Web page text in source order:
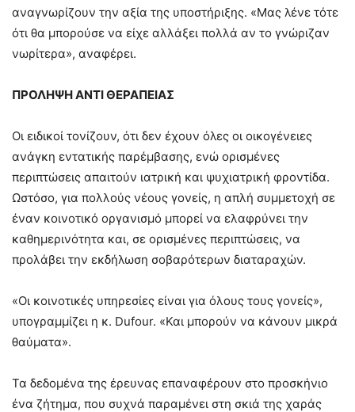
αναγνωρίζουν την αξία της υποστήριξης. «Μας λένε τότε
ότι θα μπορούσε να είχε αλλάξει πολλά αν το γνώριζαν
νωρίτερα», αναφέρει.
ΠΡΟΛΗΨΗ ΑΝΤΙ ΘΕΡΑΠΕΙΑΣ
Οι ειδικοί τονίζουν, ότι δεν έχουν όλες οι οικογένειες
ανάγκη εντατικής παρέμβασης, ενώ ορισμένες
περιπτώσεις απαιτούν ιατρική και ψυχιατρική φροντίδα.
Ωστόσο, για πολλούς νέους γονείς, η απλή συμμετοχή σε
έναν κοινοτικό οργανισμό μπορεί να ελαφρύνει την
καθημερινότητα και, σε ορισμένες περιπτώσεις, να
προλάβει την εκδήλωση σοβαρότερων διαταραχών.
«Οι κοινοτικές υπηρεσίες είναι για όλους τους γονείς»,
υπογραμμίζει η κ. Dufour. «Και μπορούν να κάνουν μικρά
θαύματα».
Τα δεδομένα της έρευνας επαναφέρουν στο προσκήνιο
ένα ζήτημα, που συχνά παραμένει στη σκιά της χαράς